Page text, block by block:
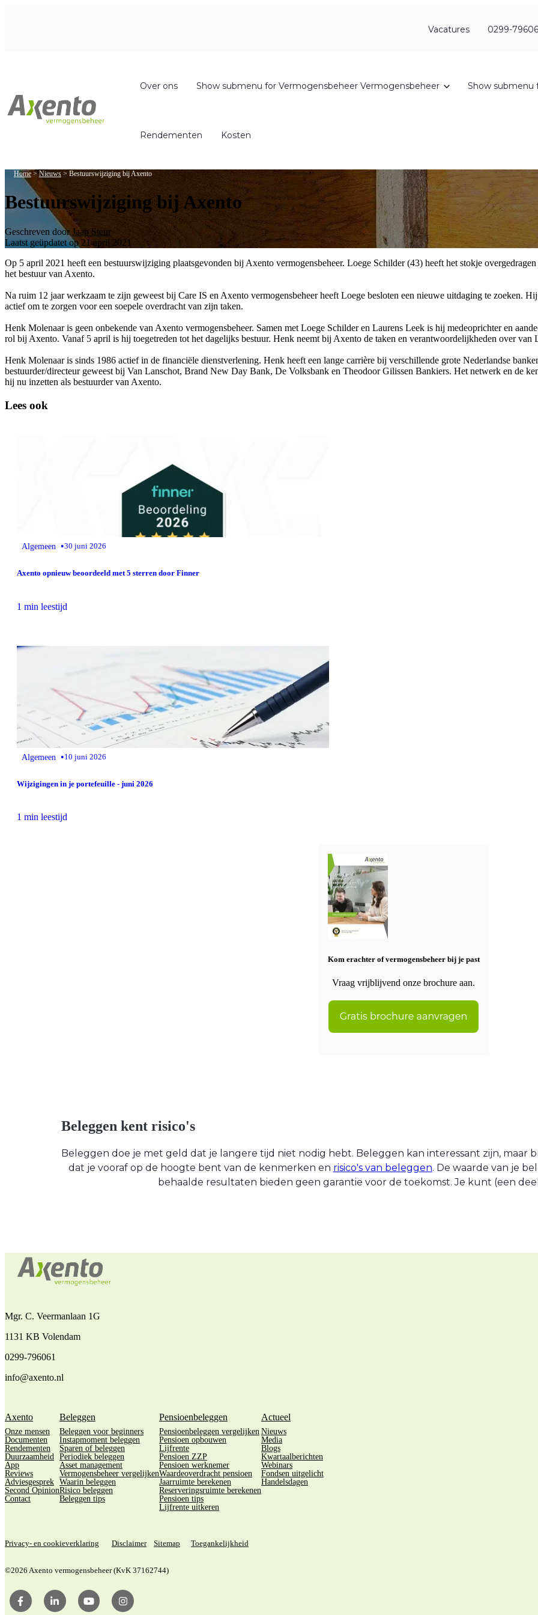
Vacatures 0299-
Over ons Show submenu for Vermogensbeheer Vermogensbeheer Show submenu
Rendementen Kosten
Home >Nieuws > Bestuurswijziging bij Axento
Bestuurswijziging bij Axento
Geschreven door Jaap Steur
Laatst geüpdatet op 21 april 2021
Op 5 april 2021 heeft een bestuurswijziging plaatsgevonden bij Axento vermogensbeheer. Loege Schilder (43) heeft het stokje
het bestuur van Axento.
Na ruim 12 jaar werkzaam te zijn geweest bij Care IS en Axento vermogensbeheer heeft Loege besloten een nieuwe uitdaging te zoeken.
actief om te zorgen voor een soepele overdracht van zijn taken.
Henk Molenaar is geen onbekende van Axento vermogensbeheer. Samen met Loege Schilder en Laurens Leek is hij medeoprichter en
rol bij Axento. Vanaf 5 april is hij toegetreden tot het dagelijks bestuur. Henk neemt bij Axento de taken en verantwoordelijkheden over van
Henk Molenaar is sinds 1986 actief in de financiële dienstverlening. Henk heeft een lange carrière bij verschillende grote Nederlandse
bestuurder/directeur geweest bij Van Lanschot, Brand New Day Bank, De Volksbank en Theodoor Gilissen Bankiers. Het netwerk en de
hij nu inzetten als bestuurder van Axento.
Lees ook
Algemeen •30 juni 2026
Axento opnieuw beoordeeld met 5 sterren door Finner
1 min leestijd
Algemeen •10 juni 2026
Wijzigingen in je portefeuille - juni 2026
1 min leestijd
Kom erachter of vermogensbeheer bij je past
Vraag vrijblijvend onze brochure aan.
Beleggen kent risico's
Beleggen doe je met geld dat je langere tijd niet nodig hebt. Beleggen kan interessant zijn, maar
dat je vooraf op de hoogte bent van de kenmerken en risico's van beleggen. De waarde van je
behaalde resultaten bieden geen garantie voor de toekomst. Je kunt (een
Mgr. C. Veermanlaan 1G
1131 KB Volendam
0299-796061
info@axento.nl
Axento
Onze mensen
Documenten
Rendementen
Duurzaamheid
App
Reviews
Adviesgesprek
Second Opinion
Contact
Beleggen
Beleggen voor beginners
Instapmoment beleggen
Sparen of beleggen
Periodiek beleggen
Asset management
Vermogensbeheer vergelijken
Waarin beleggen
Risico beleggen
Beleggen tips
Pensioenbeleggen
Pensioenbeleggen vergelijken
Pensioen opbouwen
Lijfrente
Pensioen ZZP
Pensioen werknemer
Waardeoverdracht pensioen
Jaarruimte berekenen
Reserveringsruimte berekenen
Pensioen tips
Lijfrente uitkeren
Actueel
Nieuws
Media
Blogs
Kwartaalberichten
Webinars
Fondsen uitgelicht
Handelsdagen
Privacy- en cookieverklaring Disclaimer Sitemap Toegankelijkheid
©2026 Axento vermogensbeheer (KvK 37162744)